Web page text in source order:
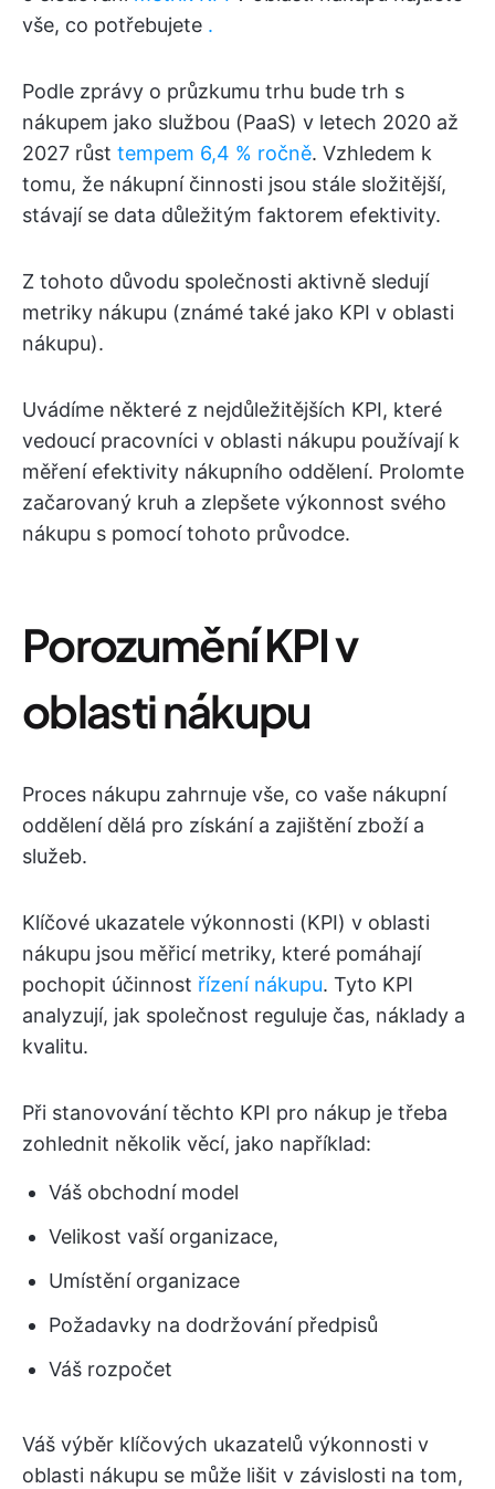
vše, co potřebujete .
Podle zprávy o průzkumu trhu bude trh s
nákupem jako službou (PaaS) v letech 2020 až
2027 růst tempem 6,4 % ročně. Vzhledem k
tomu, že nákupní činnosti jsou stále složitější,
stávají se data důležitým faktorem efektivity.
Z tohoto důvodu společnosti aktivně sledují
metriky nákupu (známé také jako KPI v oblasti
nákupu).
Uvádíme některé z nejdůležitějších KPI, které
vedoucí pracovníci v oblasti nákupu používají k
měření efektivity nákupního oddělení. Prolomte
začarovaný kruh a zlepšete výkonnost svého
nákupu s pomocí tohoto průvodce.
Porozumění KPI v
oblasti nákupu
Proces nákupu zahrnuje vše, co vaše nákupní
oddělení dělá pro získání a zajištění zboží a
služeb.
Klíčové ukazatele výkonnosti (KPI) v oblasti
nákupu jsou měřicí metriky, které pomáhají
pochopit účinnost řízení nákupu. Tyto KPI
analyzují, jak společnost reguluje čas, náklady a
kvalitu.
Při stanovování těchto KPI pro nákup je třeba
zohlednit několik věcí, jako například:
Váš obchodní model
Velikost vaší organizace,
Umístění organizace
Požadavky na dodržování předpisů
Váš rozpočet
Váš výběr klíčových ukazatelů výkonnosti v
oblasti nákupu se může lišit v závislosti na tom,